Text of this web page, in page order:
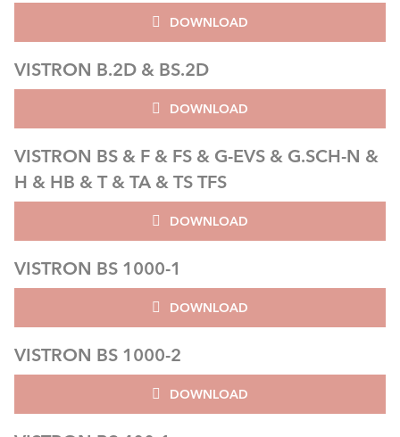
DOWNLOAD
VISTRON B.2D & BS.2D
DOWNLOAD
VISTRON BS & F & FS & G-EVS & G.SCH-N &
H & HB & T & TA & TS TFS
DOWNLOAD
VISTRON BS 1000-1
DOWNLOAD
VISTRON BS 1000-2
DOWNLOAD